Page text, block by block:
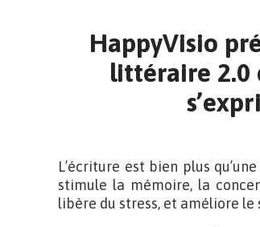
HappyVisio
littéraire 2.0
L’écriture est bien plus
stimule la mémoire, la
libère du stress, et améliore